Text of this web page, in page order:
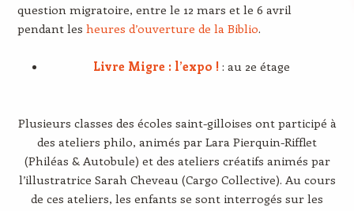
question migratoire, entre le 12 mars et le 6 avril
pendant les heures d’ouverture de la Biblio.
Livre Migre : l’expo ! : au 2e étage
Plusieurs classes des écoles saint-gilloises ont participé à
des ateliers philo, animés par Lara Pierquin-Rifflet
(Philéas & Autobule) et des ateliers créatifs animés par
l’illustratrice Sarah Cheveau (Cargo Collective). Au cours
de ces ateliers, les enfants se sont interrogés sur les